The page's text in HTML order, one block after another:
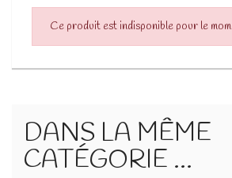
Ce produit est indisponible pour le
DANS LA MÊME
CATÉGORIE ...